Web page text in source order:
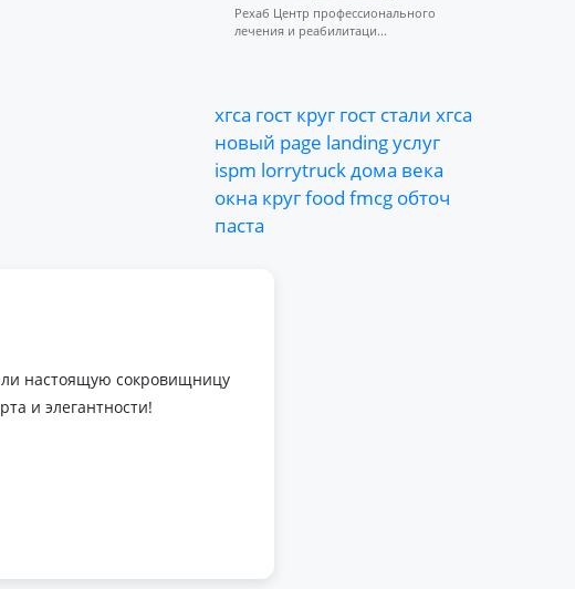
Рехаб Центр профессионального
лечения и реабилитаци...
хгса гост круг гост стали хгса
новый page landingуслуг
ispm lorrytruckдома века
окна кругfood fmcg обточ
паста
настоящую сокровищницу
и элегантности!